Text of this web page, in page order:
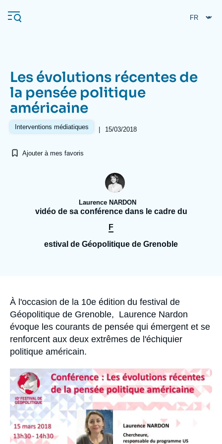
au
contenu
Navigation
principale
L'Ifri
Se connecter
À propos de l'Ifri
Proche-Orient
Les évolutions récentes de
la pensée politique
américaine
Interventions médiatiques | 15/03/2018
Ajouter à mes favoris
Laurence NARDON
vidéo de sa conférence dans le cadre du
F
estival de Géopolitique de Grenoble
Accroche
À l'occasion de la 10e édition du festival de
Géopolitique de Grenoble, Laurence Nardon
évoque les courants de pensée qui émergent et se
renforcent aux deux extrêmes de l'échiquier
politique américain.
Image
principale
médiatique